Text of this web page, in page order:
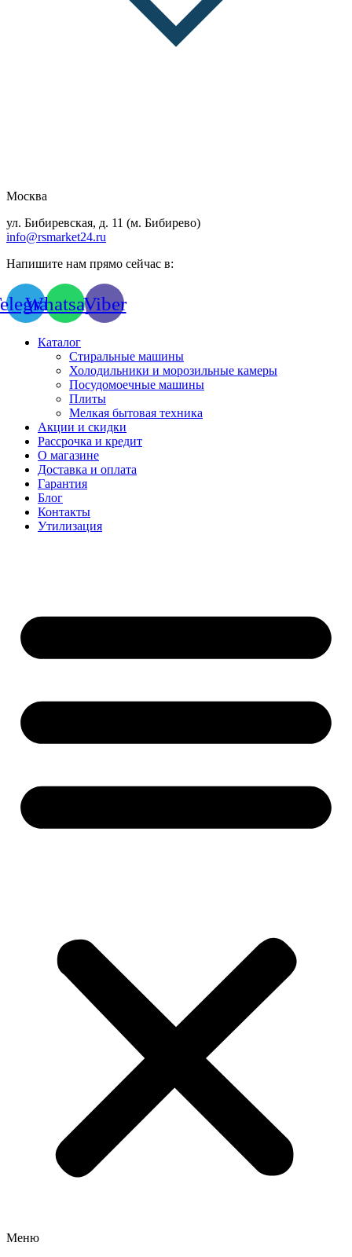
Москва
ул. Бибиревская, д. 11 (м. Бибирево)
info@rsmarket24.ru
Напишите нам прямо сейчас в:
WhatsappViber
Каталог
Стиральные машины
Холодильники и морозильные камеры
Посудомоечные машины
Плиты
Мелкая бытовая техника
Акции и скидки
Рассрочка и кредит
О магазине
Доставка и оплата
Гарантия
Блог
Контакты
Утилизация
Меню